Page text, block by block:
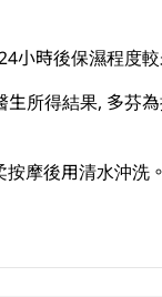
小時後保濕程度
所得結果, 多芬
摩後用清水沖洗